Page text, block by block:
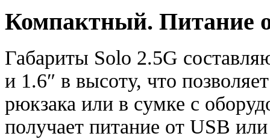
Компактный. Питание
Габариты Solo 2.5G
и 1.6″ в высоту, что
рюкзака или в сумке с
получает питание от USB